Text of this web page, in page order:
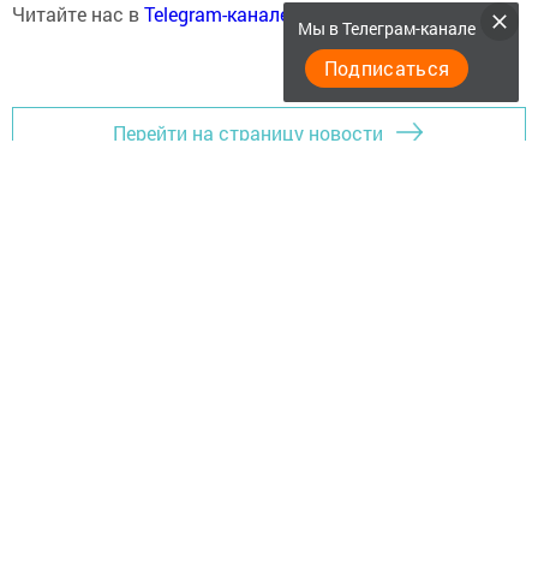
Читайте нас вTelegram-канале
Перейти на страницу новости
Мы в Телеграм-канале
Подписаться